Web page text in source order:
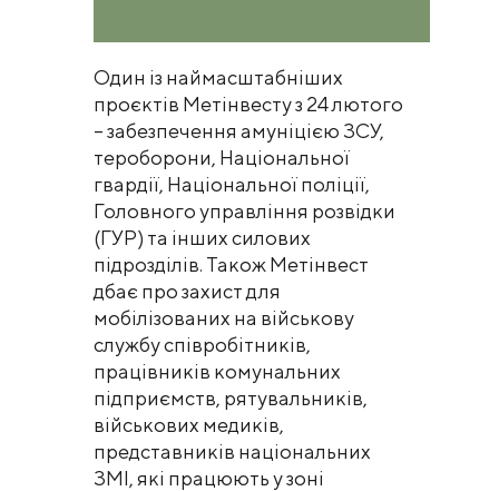
Один із наймасштабніших
проєктів Метінвесту з 24 лютого
– забезпечення амуніцією ЗСУ,
тероборони, Національної
гвардії, Національної поліції,
Головного управління розвідки
(ГУР) та інших силових
підрозділів. Також Метінвест
дбає про захист для
мобілізованих на військову
службу співробітників,
працівників комунальних
підприємств, рятувальників,
військових медиків,
представників національних
ЗМІ, які працюють у зоні